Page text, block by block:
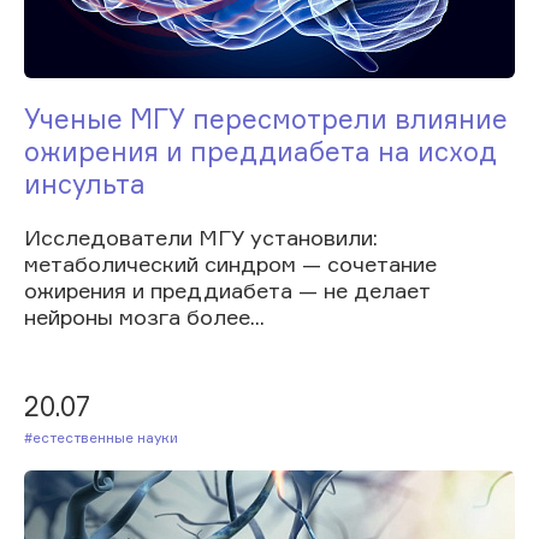
Ученые МГУ пересмотрели влияние
ожирения и преддиабета на исход
инсульта
Исследователи МГУ установили:
метаболический синдром — сочетание
ожирения и преддиабета — не делает
нейроны мозга более...
20.07
#Естественные науки